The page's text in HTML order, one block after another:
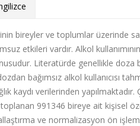
bireyler ve toplumlar üzerinde
etkileri vardır. Alkol
Literatürde genellikle doza
bağımsız alkol kullanıcısı
kaydı verilerinden
991346 bireye ait kişisel
ve normalizasyon ön